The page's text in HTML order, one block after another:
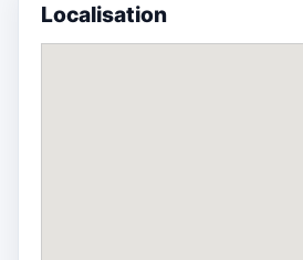
Localisation